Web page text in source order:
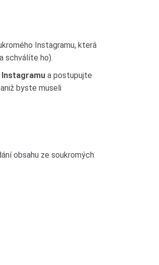
Instagramu, která
schválíte ho).
a postupujte
byste museli
obsahu ze soukromých